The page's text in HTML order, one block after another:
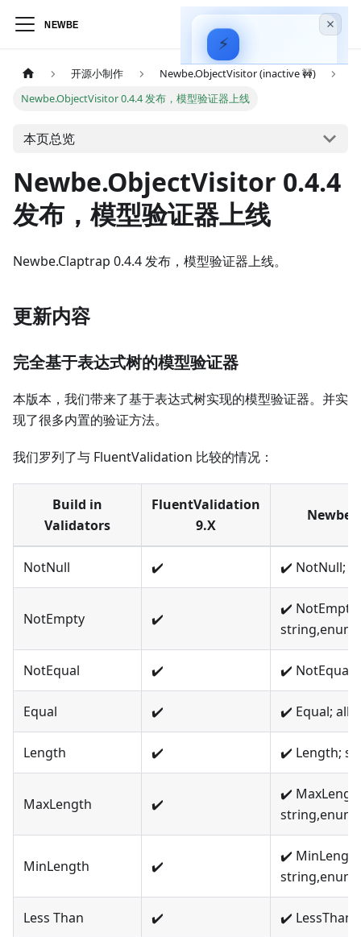
⚡
Hagicode—
AI 驱动的代码智能
助手
开源小制作
Newbe.ObjectVisitor (inactive 🚧)
Newbe.ObjectVisitor 0.4.4 发布，模型验证器上线
本页总览
Newbe.ObjectVisitor 0.4.4
发布，模型验证器上线
Newbe.Claptrap 0.4.4 发布，模型验证器上线。
更新内容
完全基于表达式树的模型验证器
本版本，我们带来了基于表达式树实现的模型验证器。并实
现了很多内置的验证方法。
我们罗列了与 FluentValidation 比较的情况：
Build in
Validators
FluentValidation
9.X
NotNull ✔️ ✔️ NotNull;
NotEmpty ✔️
✔️ NotEmpty;
NotEqual ✔️ ✔️ NotEqual;
Equal ✔️ ✔️ Equal; all
Length ✔️ ✔️ Length;
MaxLength ✔️
✔️
MinLength ✔️
✔️
Less Than ✔️ ✔️